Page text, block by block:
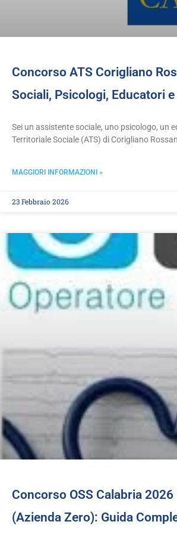
Concorso ATS Corigliano
Sociali, Psicologi, Educatori
Sei un assistente sociale, uno psicologo, un
Territoriale Sociale (ATS) di Corigliano
MAGGIORI INFORMAZIONI »
23 Febbraio 2026
Concorso OSS Calabria
(Azienda Zero): Guida